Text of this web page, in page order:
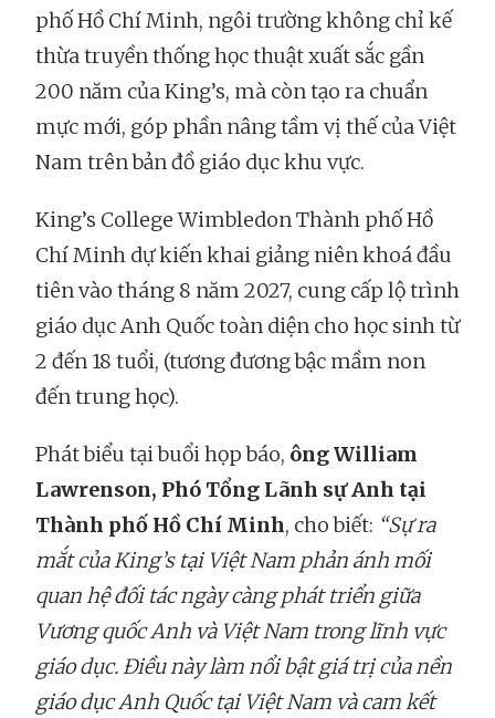
phố Hồ Chí Minh, ngôi trường không chỉ kế
thừa truyền thống học thuật xuất sắc gần
200 năm của King’s, mà còn tạo ra chuẩn
mực mới, góp phần nâng tầm vị thế của Việt
Nam trên bản đồ giáo dục khu vực.
King’s College Wimbledon Thành phố Hồ
Chí Minh dự kiến khai giảng niên khoá đầu
tiên vào tháng 8 năm 2027, cung cấp lộ trình
giáo dục Anh Quốc toàn diện cho học sinh từ
2 đến 18 tuổi, (tương đương bậc mầm non
đến trung học).
Phát biểu tại buổi họp báo, ông William
Lawrenson, Phó Tổng Lãnh sự Anh tại
Thành phố Hồ Chí Minh, cho biết: “Sự ra
mắt của King’s tại Việt Nam phản ánh mối
quan hệ đối tác ngày càng phát triển giữa
Vương quốc Anh và Việt Nam trong lĩnh vực
giáo dục. Điều này làm nổi bật giá trị của nền
giáo dục Anh Quốc tại Việt Nam và cam kết